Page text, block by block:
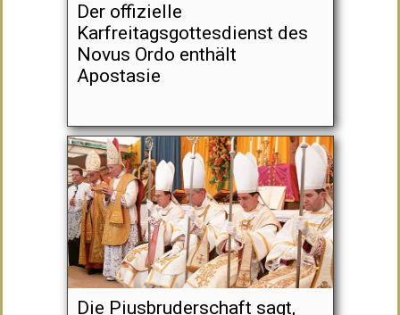
Der offizielle
Karfreitagsgottesdienst des
Novus Ordo enthält
Apostasie
Die Piusbruderschaft sagt,